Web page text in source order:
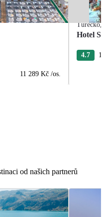
11 289 Kč /os.
Turecko,
Hotel
4.7
od našich partnerů